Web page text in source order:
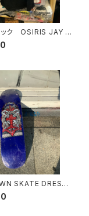
ック OSIRIS JAY A
SKATE DRESSE
SIZE ドッグタ
クドレッセン スコ